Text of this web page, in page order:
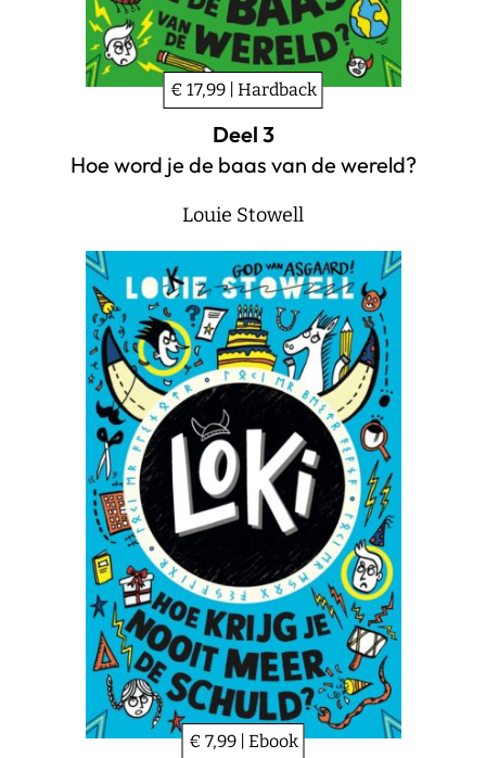
€ 17,99 | Hardback
Deel 3
Hoe word je de baas van de wereld?
Louie Stowell
€ 7,99 | Ebook